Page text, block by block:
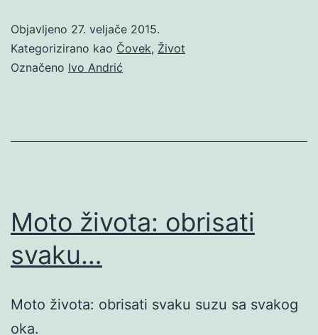
Objavljeno 27. veljače 2015.
Kategorizirano kao Čovek, Život
Označeno Ivo Andrić
Moto života: obrisati
svaku…
Moto života: obrisati svaku suzu sa svakog
oka.